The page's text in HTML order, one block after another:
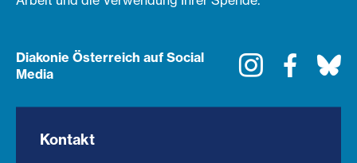
Diakonie Österreich auf Social
Media
Instagram
Kontakt